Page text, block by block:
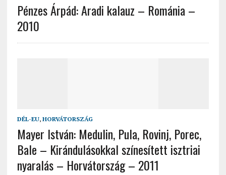
Pénzes Árpád: Aradi kalauz – Románia –
2010
DÉL-EU, HORVÁTORSZÁG
Mayer István: Medulin, Pula, Rovinj, Porec,
Bale – Kirándulásokkal színesített isztriai
nyaralás – Horvátország – 2011